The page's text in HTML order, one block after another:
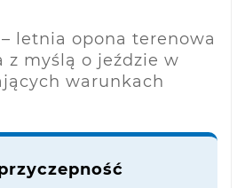
letnia opona terenowa
z myślą o jeździe w
warunkach